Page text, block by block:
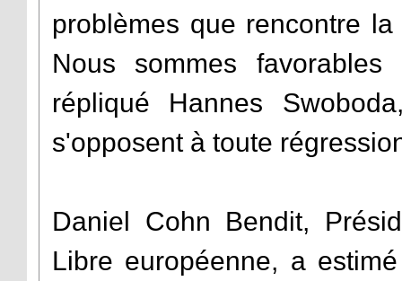
problèmes que rencontre
Nous sommes
répliqué Hannes
s'opposent à toute
Daniel Cohn Bendit,
Libre européenne, a